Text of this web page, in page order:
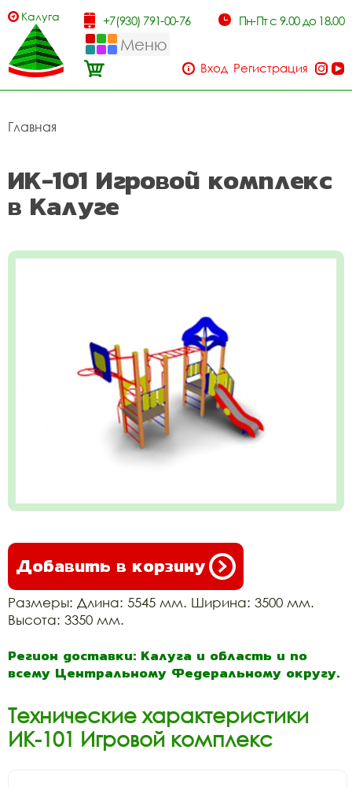
Калуга +7(930) 791-00-76 Пн-Пт с 9.00 до 18.00
Меню
Вход Регистрация
Главная
ИК-101 Игровой комплекс
в Калуге
Добавить в корзину
Размеры: Длина: 5545 мм. Ширина: 3500 мм.
Высота: 3350 мм.
Регион доставки: Калуга и область и по
всему Центральному Федеральному округу.
Технические характеристики
ИК-101 Игровой комплекс